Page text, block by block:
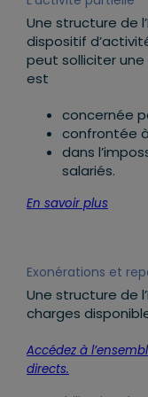
Une structure de
dispositif
peut solliciter une
est
concernée
confrontée
dans
salariés.
En savoir plus
Exonérations et
Une structure de
charges
Accédez à
directs.